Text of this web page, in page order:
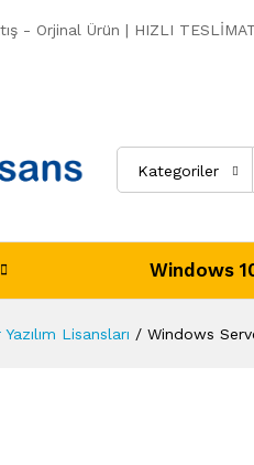
- Orjinal Ürün | HIZLI
Kategoriler
Windows
Lisansları / Windows